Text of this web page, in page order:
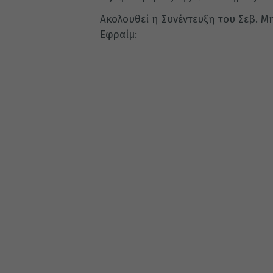
Ακολουθεί η Συνέντευξη του Σεβ.
Εφραίμ: